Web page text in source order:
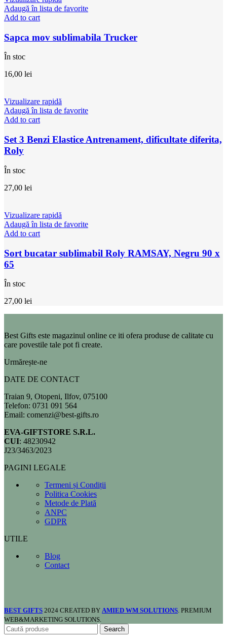
Adaugă în lista de favorite
Add to cart
Sapca mov sublimabila Trucker
În stoc
16,00 lei
Vizualizare rapidă
Adaugă în lista de favorite
Add to cart
Set 3 Benzi Elastice Antrenament, dificultate diferita,
Roly
În stoc
27,00 lei
Vizualizare rapidă
Adaugă în lista de favorite
Add to cart
Sort bucatar sublimabil Roly RAMSAY, Negru 90 x
65
În stoc
27,00 lei
Best Gifts este magazinul online ce iti ofera produse de calitate cu
care povestile tale pot fi create.
Urmărește-ne
DATE DE CONTACT
Traian 9, Otopeni, Ilfov, 075100
Telefon: 0731 091 564
Email: comenzi@best-gifts.ro
EVA-GIFTSTORE S.R.L.
CUI: 48230942
J23/3463/2023
PAGINI LEGALE
Termeni și Condiții
Politica Cookies
Metode de Plată
ANPC
GDPR
UTILE
Blog
Contact
BEST GIFTS 2024 CREATED BY AMIED WM SOLUTIONS. PREMIUM
WEB&MARKETING SOLUTIONS.
Search